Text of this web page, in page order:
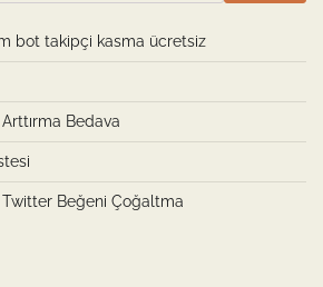
bot takipçi kasma ücretsiz
Bedava
Beğeni Çoğaltma